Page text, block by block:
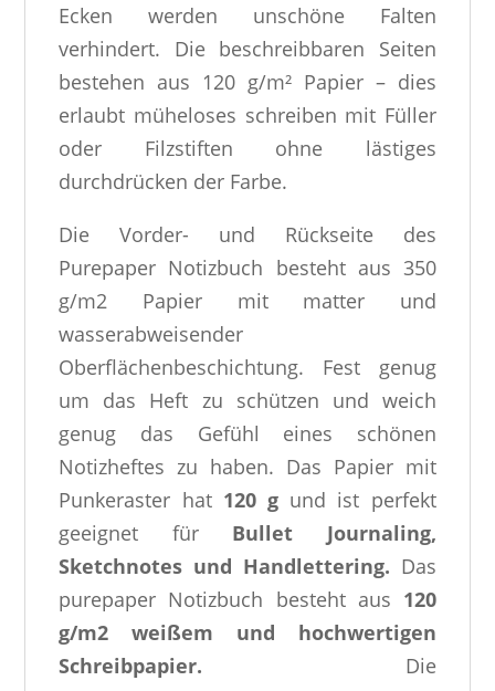
Ecken werden unschöne Falten
verhindert. Die beschreibbaren Seiten
bestehen aus 120 g/m² Papier – dies
erlaubt müheloses schreiben mit Füller
oder Filzstiften ohne lästiges
durchdrücken der Farbe.
Die Vorder- und Rückseite des
Purepaper Notizbuch besteht aus 350
g/m2 Papier mit matter und
wasserabweisender
Oberflächenbeschichtung. Fest genug
um das Heft zu schützen und weich
genug das Gefühl eines schönen
Notizheftes zu haben. Das Papier mit
Punkeraster hat 120 g und ist perfekt
geeignet fürBullet Journaling,
Sketchnotes und Handlettering. Das
purepaper Notizbuch besteht aus 120
g/m2 weißem und hochwertigen
Schreibpapier. Die